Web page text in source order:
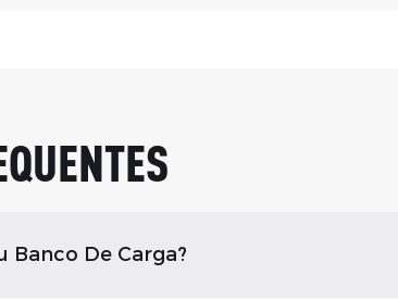
Banco De Carga?